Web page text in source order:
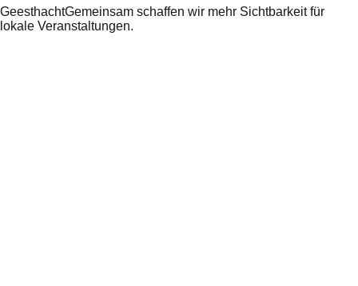
GeesthachtGemeinsam schaffen wir mehr Sichtbarkeit für
lokale Veranstaltungen.